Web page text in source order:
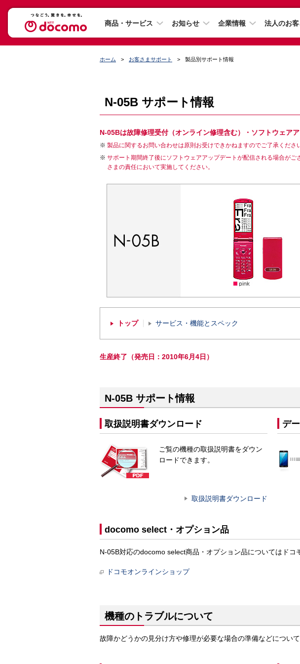
商品・サービス お知らせ 企業情報 法人のお客
ホーム お客さまサポート 製品別サポート情報
N-05B サポート情報
N-05Bは故障修理受付（オンライン修理含む）・ソフトウェア
製品に関するお問い合わせは原則お受けできかねますのでご了承くださ
サポート期間終了後にソフトウェアアップデートが配信される場合が
さまの責任において実施してください。
トップ サービス・機能とスペック
生産終了（発売日：2010年6月4日）
N-05B サポート情報
取扱説明書ダウンロード
ご覧の機種の取扱説明書をダウン
ロードできます。
取扱説明書ダウンロード
デ
docomo select・オプション品
N-05B対応のdocomo select商品・オプション品についてはドコ
ドコモオンラインショップ
機種のトラブルについて
故障かどうかの見分け方や修理が必要な場合の準備などについて